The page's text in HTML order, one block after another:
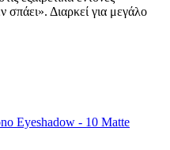
σπάει». Διαρκεί για μεγάλο